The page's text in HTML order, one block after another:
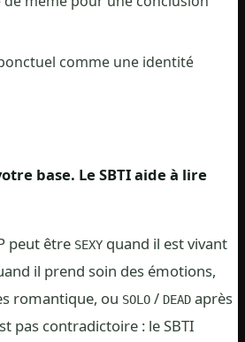
comme une identité
base. Le SBTI aide à lire
peut être SEXY quand il est vivant
il prend soin des émotions,
romantique, ou SOLO / DEAD après
pas contradictoire : le SBTI